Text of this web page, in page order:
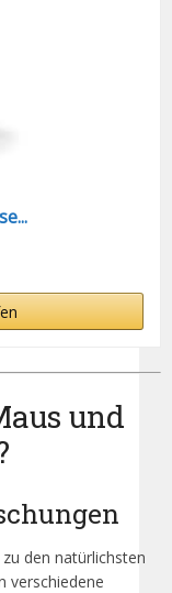
und
den natürlichsten
verschiedene